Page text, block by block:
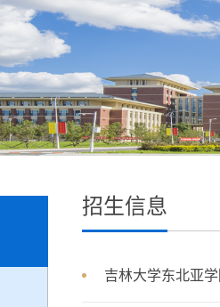
招生信息
吉林大学东北亚